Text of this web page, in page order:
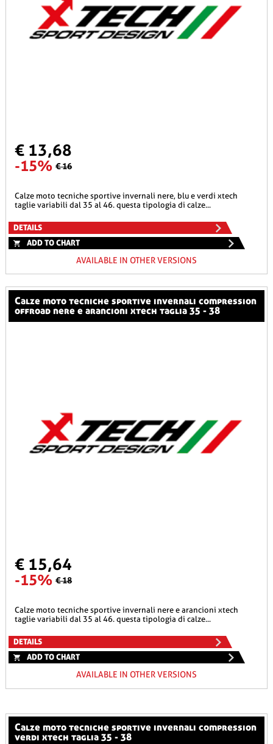
€ 13,68
-15% € 16
calze moto tecniche sportive invernali nere, blu e verdi xtech
taglie variabili dal 35 al 46. questa tipologia di calze...
DETAILS
ADD TO CHART
AVAILABLE IN OTHER VERSIONS
calze moto tecniche sportive invernali compression
offroad nere e arancioni xtech taglia 35 - 38
€ 15,64
-15% € 18
calze moto tecniche sportive invernali nere e arancioni xtech
taglie variabili dal 35 al 46. questa tipologia di calze...
DETAILS
ADD TO CHART
AVAILABLE IN OTHER VERSIONS
calze moto tecniche sportive invernali compression
verdi xtech taglia 35 - 38